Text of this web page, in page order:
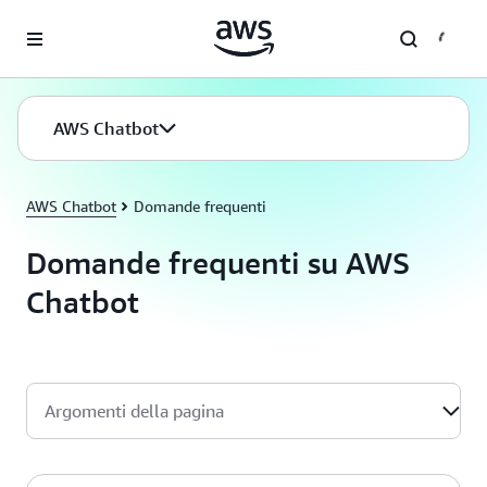
AWS Chatbot
AWS Chatbot Domande frequenti
Domande frequenti su AWS
Chatbot
Argomenti della pagina